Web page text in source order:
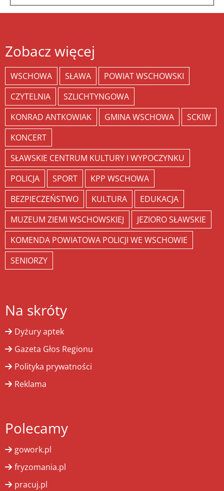
Zobacz więcej
WSCHOWA SŁAWA
POWIAT WSCHOWSKI
CZYTELNIA
SZLICHTYNGOWA
KONRAD ANTKOWIAK
GMINA WSCHOWA
SCKIW
KONCERT
SŁAWSKIE CENTRUM KULTURY I WYPOCZYNKU
POLICJA
SPORT
KPP WSCHOWA
BEZPIECZEŃSTWO
KULTURA
EDUKACJA
MUZEUM ZIEMI WSCHOWSKIEJ
JEZIORO SŁAWSKIE
KOMENDA POWIATOWA POLICJI WE WSCHOWIE
SENIORZY
Na skróty
Dyżury aptek
Gazeta Głos Regionu
Polityka prywatności
Reklama
Polecamy
gowork.pl
fryzomania.pl
pracuj.pl